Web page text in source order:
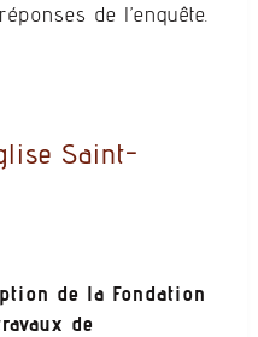
de l’enquête.
Saint-
de la Fondation
de